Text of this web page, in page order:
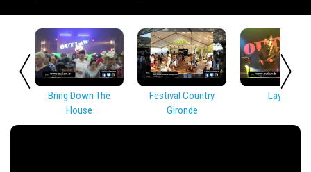
Bring Down The
House
Festival Country
Gironde
Lay Low